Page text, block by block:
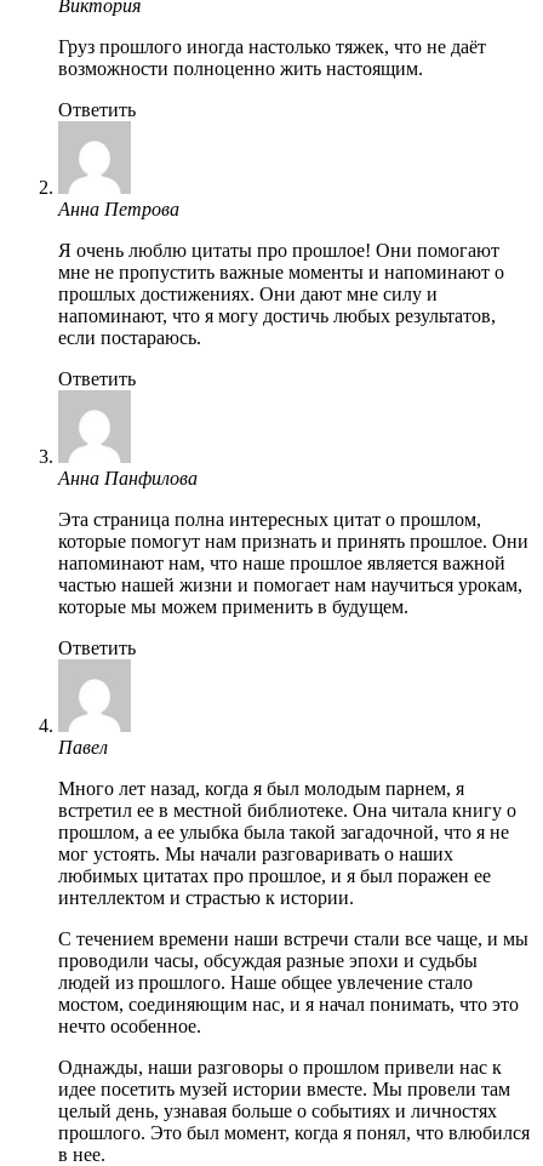
Виктория
Груз прошлого иногда настолько тяжек, что не даёт
возможности полноценно жить настоящим.
Ответить
Анна Петрова
Я очень люблю цитаты про прошлое! Они помогают
мне не пропустить важные моменты и напоминают о
прошлых достижениях. Они дают мне силу и
напоминают, что я могу достичь любых результатов,
если постараюсь.
Ответить
Анна Панфилова
Эта страница полна интересных цитат о прошлом,
которые помогут нам признать и принять прошлое. Они
напоминают нам, что наше прошлое является важной
частью нашей жизни и помогает нам научиться урокам,
которые мы можем применить в будущем.
Ответить
Павел
Много лет назад, когда я был молодым парнем, я
встретил ее в местной библиотеке. Она читала книгу о
прошлом, а ее улыбка была такой загадочной, что я не
мог устоять. Мы начали разговаривать о наших
любимых цитатах про прошлое, и я был поражен ее
интеллектом и страстью к истории.
С течением времени наши встречи стали все чаще, и мы
проводили часы, обсуждая разные эпохи и судьбы
людей из прошлого. Наше общее увлечение стало
мостом, соединяющим нас, и я начал понимать, что это
нечто особенное.
Однажды, наши разговоры о прошлом привели нас к
идее посетить музей истории вместе. Мы провели там
целый день, узнавая больше о событиях и личностях
прошлого. Это был момент, когда я понял, что влюбился
в нее.